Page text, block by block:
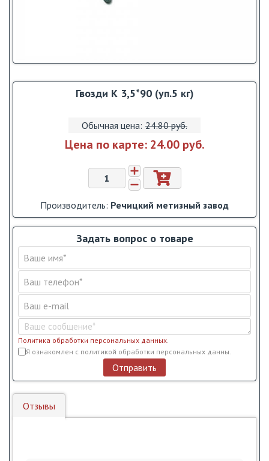
Гвозди К 3,5*90 (уп.5 кг)
Обычная цена: 24.80 pуб.
Цена по карте: 24.00 pуб.
Производитель: Речицкий метизный завод
Задать вопрос о товаре
Политика обработки персональных данных.
Условия обслуживания*
Я ознакомлен с политикой обработки персональных данны.
Отправить
Отзывы